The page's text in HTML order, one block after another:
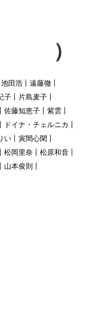
池田浩
遠藤徹
子
片島麦子
佐藤知恵子
紫雲
ドイナ・チェルニカ
い
寅間心閑
松岡里奈
松原和音
山本俊則